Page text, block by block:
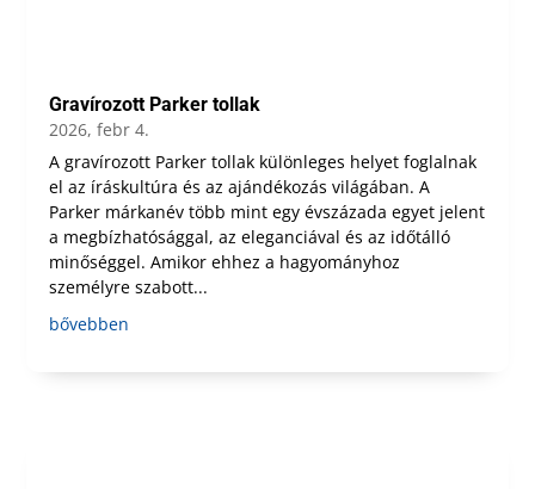
Gravírozott Parker tollak
2026, febr 4.
A gravírozott Parker tollak különleges helyet foglalnak
el az íráskultúra és az ajándékozás világában. A
Parker márkanév több mint egy évszázada egyet jelent
a megbízhatósággal, az eleganciával és az időtálló
minőséggel. Amikor ehhez a hagyományhoz
személyre szabott...
bővebben